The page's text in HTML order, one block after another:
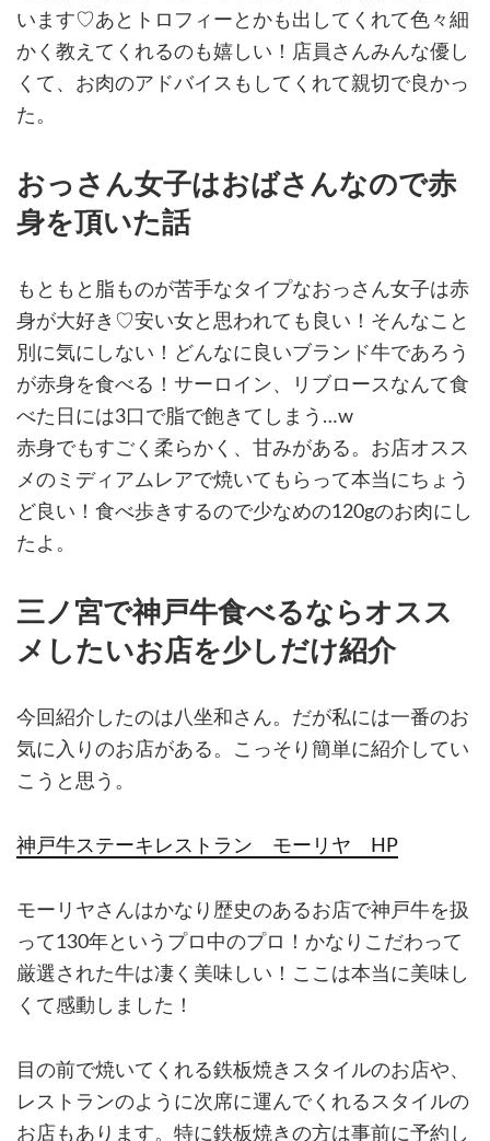
います♡あとトロフィーとかも出してくれて色々細
かく教えてくれるのも嬉しい！店員さんみんな優し
くて、お肉のアドバイスもしてくれて親切で良かっ
た。
おっさん女子はおばさんなので赤
身を頂いた話
もともと脂ものが苦手なタイプなおっさん女子は赤
身が大好き♡安い女と思われても良い！そんなこと
別に気にしない！どんなに良いブランド牛であろう
が赤身を食べる！サーロイン、リブロースなんて食
べた日には3口で脂で飽きてしまう…w
赤身でもすごく柔らかく、甘みがある。お店オスス
メのミディアムレアで焼いてもらって本当にちょう
ど良い！食べ歩きするので少なめの120gのお肉にし
たよ。
三ノ宮で神戸牛食べるならオスス
メしたいお店を少しだけ紹介
今回紹介したのは八坐和さん。だが私には一番のお
気に入りのお店がある。こっそり簡単に紹介してい
こうと思う。
神戸牛ステーキレストラン モーリヤ HP
モーリヤさんはかなり歴史のあるお店で神戸牛を扱
って130年というプロ中のプロ！かなりこだわって
厳選された牛は凄く美味しい！ここは本当に美味し
くて感動しました！
目の前で焼いてくれる鉄板焼きスタイルのお店や、
レストランのように次席に運んでくれるスタイルの
お店もあります。特に鉄板焼きの方は事前に予約し